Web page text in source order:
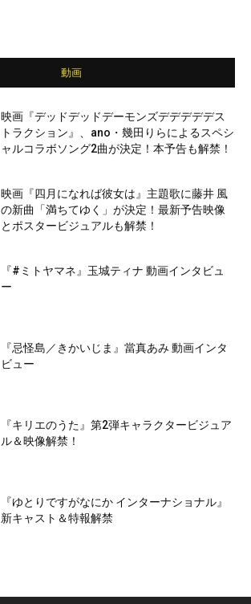
動画
映画『デッドデッドデーモンズデデデデデス
トラクション』、ano・幾田りらによるスペシ
ャルコラボソング2曲が決定！本予告も解禁！
映画『四月になれば彼女は』主題歌に藤井 風
の新曲「満ちてゆく」が決定！最新予告映像
とポスタービジュアルも解禁！
『#ミトヤマネ』玉城ティナ 動画インタビュ
ー
『忌怪島／きかいじま』當真あみ 動画インタ
ビュー
『キリエのうた』第2弾キャラクタービジュア
ル＆映像解禁！
『ゆとりですがなにか インターナショナル』
新キャスト＆特報解禁